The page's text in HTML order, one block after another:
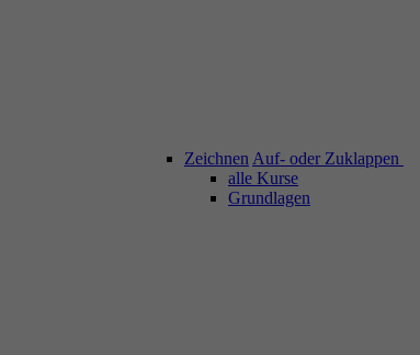
Zeichnen Auf- oder Zuklappen
alle Kurse
Grundlagen